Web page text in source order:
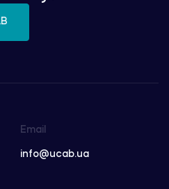
Email
info@ucab.ua